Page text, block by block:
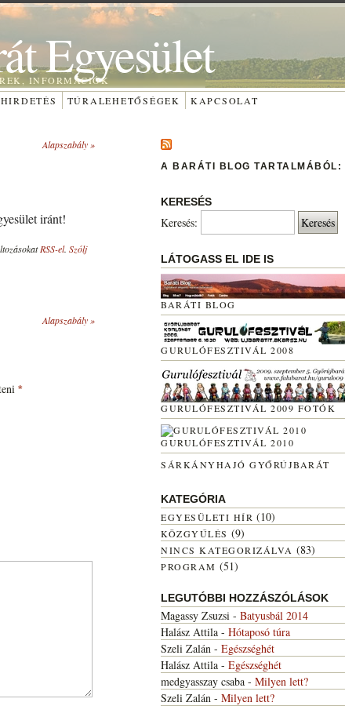
Egyesület
INFORMÁCIÓK
TÚRALEHETŐSÉGEK KAPCSOLAT
Alapszabály »
iránt!
RSS-el. Szólj
Alapszabály »
*
A BARÁTI BLOG TARTALMÁBÓL:
KERESÉS
Keresés:
LÁTOGASS EL IDE IS
BARÁTI BLOG
GURULÓFESZTIVÁL 2008
GURULÓFESZTIVÁL 2009 FOTÓK
GURULÓFESZTIVÁL 2010
SÁRKÁNYHAJÓ GYŐRÚJBARÁT
KATEGÓRIA
EGYESÜLETI HÍR (10)
KÖZGYŰLÉS (9)
NINCS KATEGORIZÁLVA (83)
PROGRAM (51)
LEGUTÓBBI HOZZÁSZÓLÁSOK
Magassy Zsuzsi - Batyusbál 2014
Halász Attila - Hótaposó túra
Szeli Zalán - Egészséghét
Halász Attila - Egészséghét
medgyasszay csaba - Milyen lett?
Szeli Zalán - Milyen lett?